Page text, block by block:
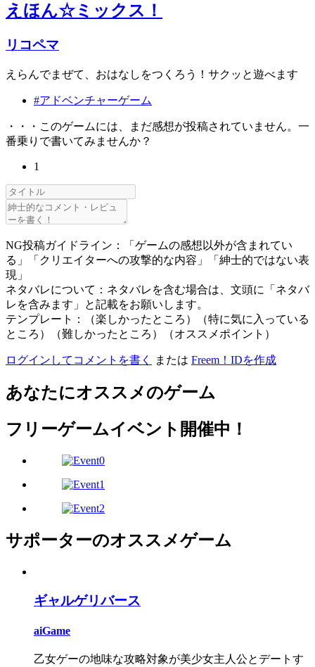
えほん☆ミックス！
リコペマ
えらんでまぜて、おはなしをつくろう！サクッと遊べます
#アドベンチャーゲーム
・・・このゲームには、まだ感想が投稿されていません。一
番乗りで書いてみませんか？
1
NG投稿ガイドライン：「ゲームの感想以外が含まれてい
る」「クリエイターへの攻撃的な内容」「紳士的ではない表
現」
ネタバレについて：ネタバレを含む場合は、文頭に「ネタバ
レを含みます」と記載をお願いします。
テンプレート：（楽しかったところ）（特に気に入っている
ところ）（難しかったところ）（オススメポイント）
ログインしてコメントを書く または Freem！IDを作成
あなたにオススメのゲーム
フリーゲームイベント開催中！
サポーターのオススメゲーム
ギャルゲリバース
aiGame
乙女ゲーの地味な攻略対象が美少女主人公とデートす